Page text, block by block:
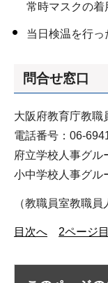
常時マスクの着
当日検温を行っ
問合せ窓口
大阪府教育庁教職
電話番号：06-
府立学校人事グル
小中学校人事グル
（教職員室教職員
目次へ 2ページ